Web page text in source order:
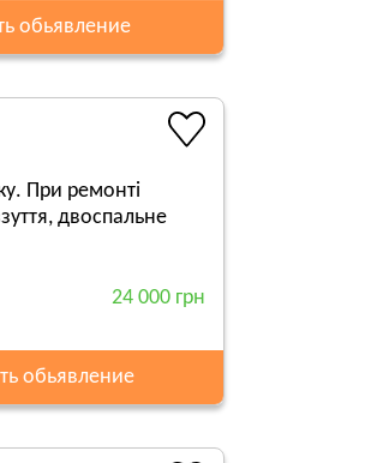
обьявление
При ремонті
двоспальне
24 000 грн
обьявление